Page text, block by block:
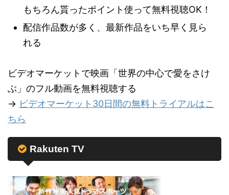
もちろん貰ったポイント使って無料視聴OK！
配信作品数が多く、最新作品をいち早く見ら
れる
ビデオマーケットで映画「世界の中心で愛をさけ
ぶ」のフル動画を無料視聴する
→ ビデオマーケット30日間の無料トライアルはこ
ちら
Rakuten TV